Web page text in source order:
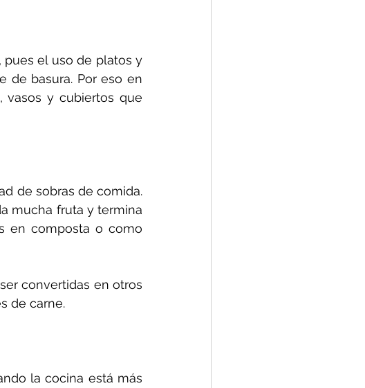
el uso de platos y
de basura. Por eso en
vasos y cubiertos que
de sobras de comida.
mucha fruta y termina
en composta o como
convertidas en otros
de carne.
la cocina está más